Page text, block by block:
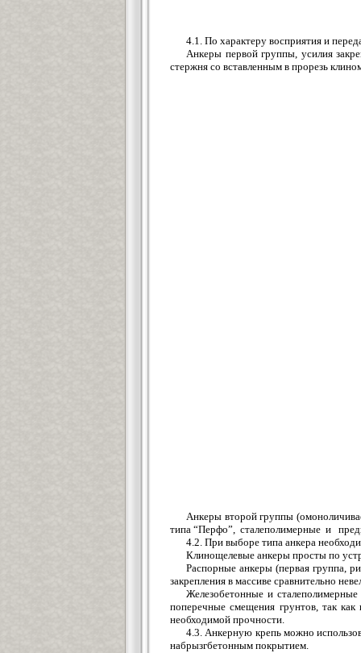
4.1. По характеру восприятия и
Анкеры первой группы, усилия
стержня со вставленным в прорезь
Анкеры второй группы
типа “Перфо”, сталеполимерные и
4.2. При выборе типа анкера
Клинощелевые анкеры просты по
Распорные анкеры (первая группа,
закрепления в массиве сравнительно
Железобетонные и
поперечные смещения грунтов, так
необходимой прочности.
4.3. Анкерную крепь можно
набрызгбетонным покрытием.